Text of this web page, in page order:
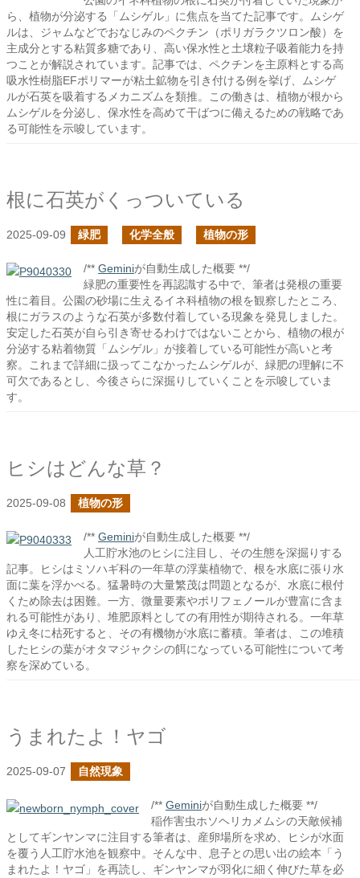
ら、植物が分泌する「ムシゲル」に焦点を当てた記事です。ムシゲ
ルは、ジャムなどでおなじみのペクチン（ポリガラクツロン酸）を
主成分とする粘質多糖であり、高い保水性と土壌粒子吸着能力を持
つことが解説されています。記事では、ペクチンを主原料とする高
吸水性樹脂EFポリマーが粘土鉱物を引き付ける例を挙げ、ムシゲ
ルが石英を吸着するメカニズムを類推。この働きは、植物が根から
ムシゲルを分泌し、保水性を高めて干ばつに備えるための戦略であ
る可能性を示唆しています。
根に石英がくっついている
2025-09-09 緑肥 化学全般 植物の形
/** Geminiが自動生成した概要 **/
緑肥の重要性を再認識する中で、筆者は発根の重要
性に着目。公園の砂場に生えるイネ科植物の根を観察したところ、
根にガラスのような石英が多数付着している現象を発見しました。
安定した石英が自ら引き寄せるわけではないことから、植物の根が
分泌する粘着物質「ムシゲル」が接着している可能性が高いと考
察。これまで詳細に扱ってこなかったムシゲルが、緑肥の理解に不
可欠であるとし、今後さらに深掘りしていくことを示唆していま
す。
ヒシはどんな草？
2025-09-08 植物の形
/** Geminiが自動生成した概要 **/
人工貯水池のヒシに注目し、その生態を深掘りする
記事。ヒシはミソハギ科の一年草の浮葉植物で、根を水底に張り水
面に葉を浮かべる。猛暑時の大量繁茂は問題となるが、水底に根付
くため除去は困難。一方、微量要素やポリフェノールが豊富に含ま
れる可能性があり、堆肥原料としての有用性が期待される。一年草
ゆえ冬に枯死すると、その有機物が水底に蓄積。筆者は、この堆積
したヒシの葉がオタマジャクシの餌になっている可能性について考
察を深めている。
うまれたよ！ヤゴ
2025-09-07 自然現象
/** Geminiが自動生成した概要 **/
稲作害虫ホソヘリカメムシの天敵候補
としてギンヤンマに注目する筆者は、産卵場所を求め、ヒシが水面
を覆う人工貯水池を観察中。そんな中、息子との思い出の絵本「う
まれたよ！ヤゴ」を再読し、ギンヤンマが羽化に細く伸びた草を必